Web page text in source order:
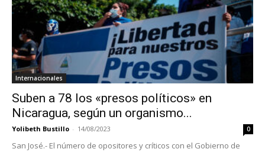
Internacionales
Suben a 78 los «presos políticos» en
Nicaragua, según un organismo...
Yolibeth Bustillo - 14/08/2023 0
San José.- El número de opositores y críticos con el Gobierno de